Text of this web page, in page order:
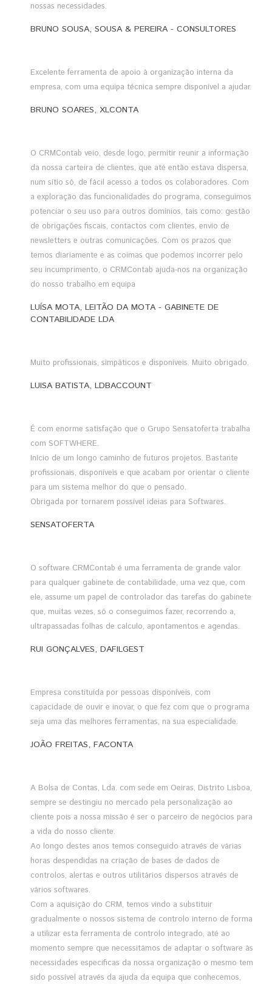
nossas necessidades.
BRUNO SOUSA, SOUSA & PEREIRA - CONSULTORES
Excelente ferramenta de apoio à organização interna da
empresa, com uma equipa técnica sempre disponível a ajudar.
BRUNO SOARES, XLCONTA
O CRMContab veio, desde logo, permitir reunir a informação
da nossa carteira de clientes, que até então estava dispersa,
num sítio só, de fácil acesso a todos os colaboradores. Com
a exploração das funcionalidades do programa, conseguimos
potenciar o seu uso para outros domínios, tais como: gestão
de obrigações fiscais, contactos com clientes, envio de
newsletters e outras comunicações. Com os prazos que
temos diariamente e as coimas que podemos incorrer pelo
seu incumprimento, o CRMContab ajuda-nos na organização
do nosso trabalho em equipa
LUÍSA MOTA, LEITÃO DA MOTA - GABINETE DE
CONTABILIDADE LDA
Muito profissionais, simpáticos e disponíveis. Muito obrigado.
LUISA BATISTA, LDBACCOUNT
É com enorme satisfação que o Grupo Sensatoferta trabalha
com SOFTWHERE.
Início de um longo caminho de futuros projetos. Bastante
profissionais, disponíveis e que acabam por orientar o cliente
para um sistema melhor do que o pensado.
Obrigada por tornarem possível ideias para Softwares.
SENSATOFERTA
O software CRMContab é uma ferramenta de grande valor
para qualquer gabinete de contabilidade, uma vez que, com
ele, assume um papel de controlador das tarefas do gabinete
que, muitas vezes, só o conseguimos fazer, recorrendo a,
ultrapassadas folhas de calculo, apontamentos e agendas.
RUI GONÇALVES, DAFILGEST
Empresa constituída por pessoas disponíveis, com
capacidade de ouvir e inovar, o que fez com que o programa
seja uma das melhores ferramentas, na sua especialidade.
JOÃO FREITAS, FACONTA
A Bolsa de Contas, Lda. com sede em Oeiras, Distrito Lisboa,
sempre se destingiu no mercado pela personalização ao
cliente pois a nossa missão é ser o parceiro de negócios para
a vida do nosso cliente.
Ao longo destes anos temos conseguido através de várias
horas despendidas na criação de bases de dados de
controlos, alertas e outros utilitários dispersos através de
vários softwares.
Com a aquisição do CRM, temos vindo a substituir
gradualmente o nossos sistema de controlo interno de forma
a utilizar esta ferramenta de controlo integrado, até ao
momento sempre que necessitámos de adaptar o software às
necessidades especificas da nossa organização o mesmo tem
sido possível através da ajuda da equipa que conhecemos,